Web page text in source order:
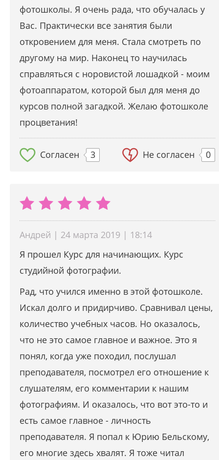
фотошколы. Я очень рада, что обучалась у
Вас. Практически все занятия были
откровением для меня. Стала смотреть по
другому на мир. Наконец то научилась
справляться с норовистой лошадкой - моим
фотоаппаратом, которой был для меня до
курсов полной загадкой. Желаю фотошколе
процветания!
Согласен 3 Не согласен 0
Андрей | 24 марта 2019 | 18:14
Я прошел Курс для начинающих. Курс
студийной фотографии.
Рад, что учился именно в этой фотошколе.
Искал долго и придирчиво. Сравнивал цены,
количество учебных часов. Но оказалось,
что не это самое главное и важное. Это я
понял, когда уже походил, послушал
преподавателя, посмотрел его отношение к
слушателям, его комментарии к нашим
фотографиям. И оказалось, что вот это-то и
есть самое главное - личность
преподавателя. Я попал к Юрию Бельскому,
его многие здесь хвалят. Я тоже читал